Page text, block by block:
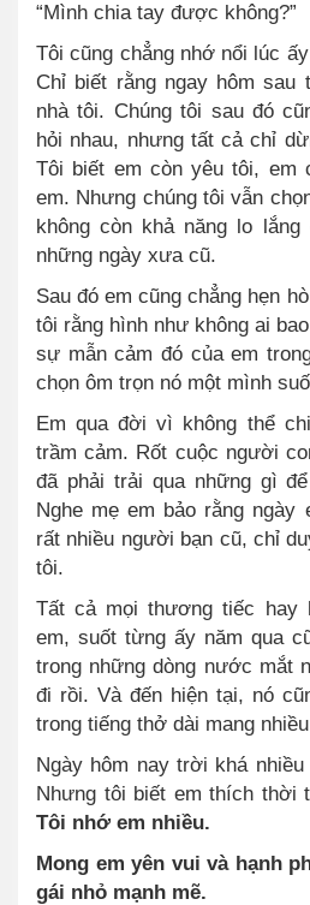
“Mình chia tay được không?”
Tôi cũng chẳng nhớ nổi lúc
Chỉ biết rằng ngay hôm
nhà tôi. Chúng tôi sau đó
hỏi nhau, nhưng tất cả chỉ
Tôi biết em còn yêu tôi, em
em. Nhưng chúng tôi vẫn
không còn khả năng lo
những ngày xưa cũ.
Sau đó em cũng chẳng hẹn
tôi rằng hình như không ai
sự mẫn cảm đó của em
chọn ôm trọn nó một mình
Em qua đời vì không thể
trầm cảm. Rốt cuộc người
đã phải trải qua những gì
Nghe mẹ em bảo rằng
rất nhiều người bạn cũ, chỉ
tôi.
Tất cả mọi thương tiếc hay
em, suốt từng ấy năm qua
trong những dòng nước mắt
đi rồi. Và đến hiện tại, nó
trong tiếng thở dài mang
Ngày hôm nay trời khá
Nhưng tôi biết em thích thời
Tôi nhớ em nhiều.
Mong em yên vui và hạnh
gái nhỏ mạnh mẽ.